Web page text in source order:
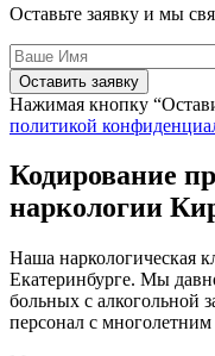
Оставьте заявку и мы
Оставить заявку
Нажимая кнопку
политикой
Кодирование
наркологии
Наша наркологическая
Екатеринбурге. Мы
больных с алкогольной
персонал с